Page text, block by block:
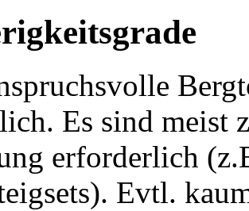
Es sind meist
erforderlich
Evtl.